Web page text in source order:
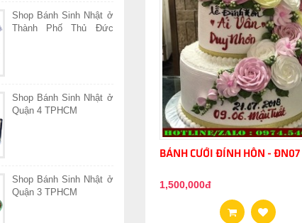
Shop Bánh Sinh Nhật ở
Thành Phố Thủ Đức
Shop Bánh Sinh Nhật ở
Quận 4 TPHCM
Shop Bánh Sinh Nhật ở
Quận 3 TPHCM
BÁNH CƯỚI ĐÍNH HÔN - ĐN07
1,500,000đ